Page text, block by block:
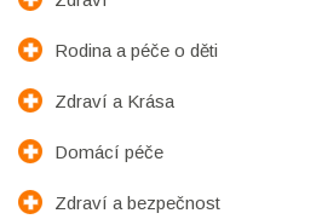
Rodina a péče o děti
Zdraví a Krása
Domácí péče
Zdraví a bezpečnost